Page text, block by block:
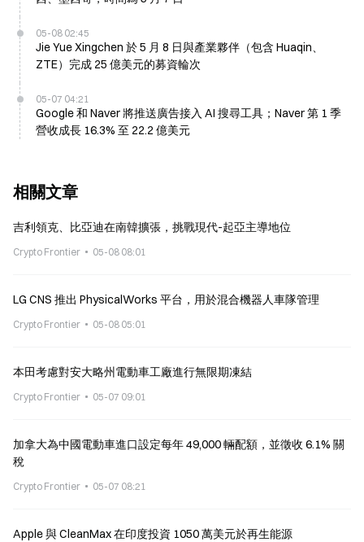
05-08 02:45
Jie Yue Xingchen 於 5 月 8 日與產業夥伴（包含 Huaqin、
ZTE）完成 25 億美元的募資輪次
05-07 04:21
Google 和 Naver 將推送廣告接入 AI 搜尋工具；Naver 第 1 季
營收成長 16.3% 至 22.2 億美元
相關文章
吉利領克、比亞迪在南韓擴張，挑戰現代-起亞主導地位
Crypto Frontier 05-08 08:01
LG CNS 推出 PhysicalWorks 平台，用於混合機器人車隊管理
Crypto Frontier 05-08 05:01
本田考慮對安大略州電動車工廠進行無限期凍結
Crypto Frontier 05-07 09:01
加拿大為中國電動車進口設定每年 49,000 輛配額，並徵收 6.1% 關
稅
Crypto Frontier 05-07 08:21
Apple 與 CleanMax 在印度投資 1050 萬美元於再生能源